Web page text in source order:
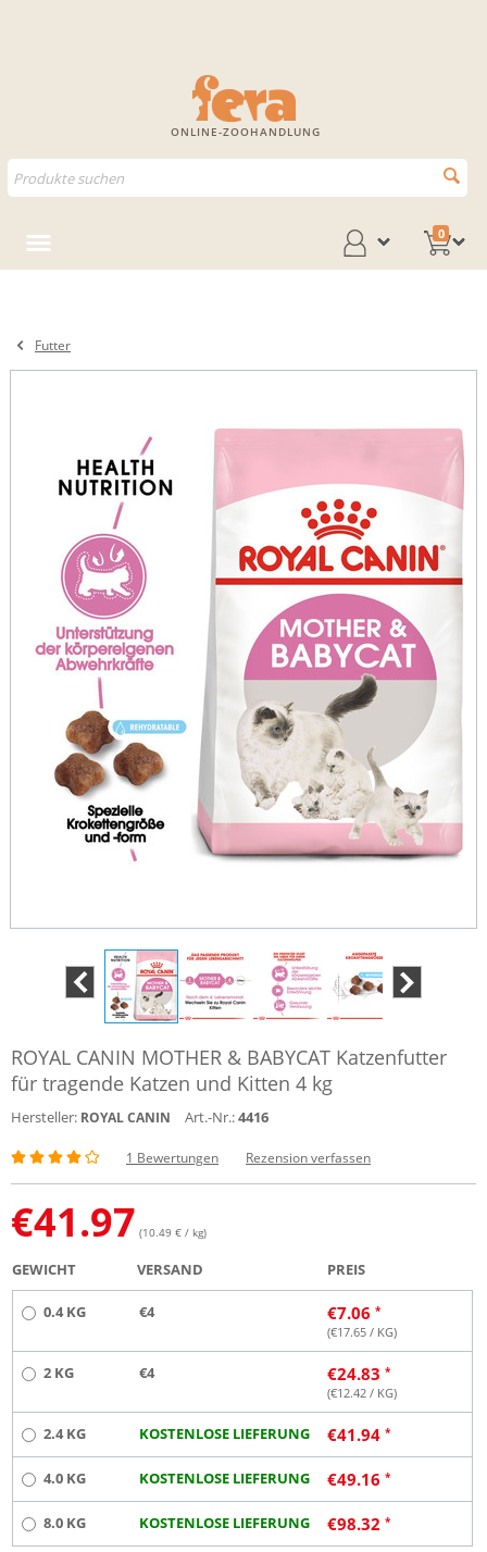
ONLINE-ZOOHANDLUNG
0
Futter
ROYAL CANIN MOTHER & BABYCAT Katzenfutter
für tragende Katzen und Kitten 4 kg
Hersteller: ROYAL CANIN Art.-Nr.:4416
1 Bewertungen Rezension verfassen
€41.97 (10.49 € / kg)
GEWICHT VERSAND PREIS
0.4 KG €4 €7.06
(€17.65 / KG)
2 KG €4 €24.83
(€12.42 / KG)
2.4 KG KOSTENLOSE LIEFERUNG €41.94
4.0 KG KOSTENLOSE LIEFERUNG €49.16
8.0 KG KOSTENLOSE LIEFERUNG €98.32